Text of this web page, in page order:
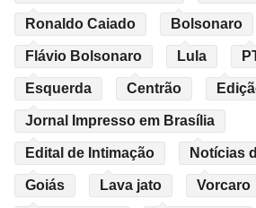
Ronaldo Caiado Bolsonaro
Flávio Bolsonaro Lula
Esquerda Centrão
Jornal Impresso em Brasília
Edital de Intimação Notícias
Goiás Lava jato Vorcaro